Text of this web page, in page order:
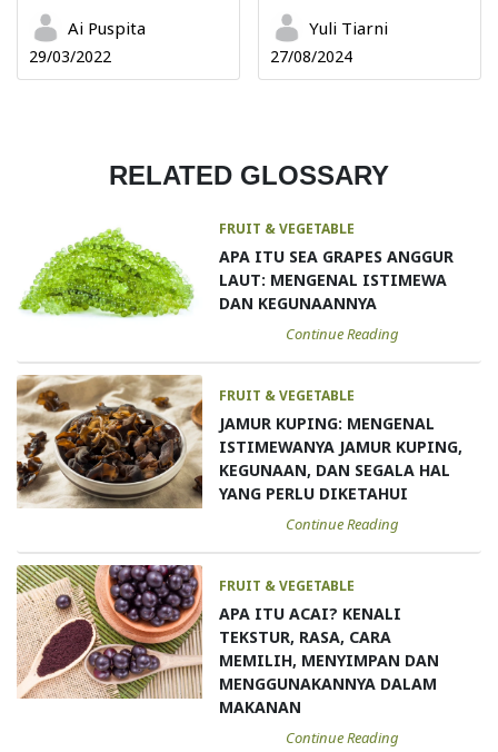
Ai Puspita
29/03/2022
Yuli Tiarni
27/08/2024
RELATED GLOSSARY
FRUIT & VEGETABLE
APA ITU SEA GRAPES ANGGUR
LAUT: MENGENAL ISTIMEWA
DAN KEGUNAANNYA
Continue Reading
FRUIT & VEGETABLE
JAMUR KUPING: MENGENAL
ISTIMEWANYA JAMUR KUPING,
KEGUNAAN, DAN SEGALA HAL
YANG PERLU DIKETAHUI
Continue Reading
FRUIT & VEGETABLE
APA ITU ACAI? KENALI
TEKSTUR, RASA, CARA
MEMILIH, MENYIMPAN DAN
MENGGUNAKANNYA DALAM
MAKANAN
Continue Reading